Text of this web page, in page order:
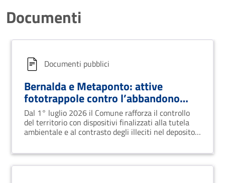
Documenti
Documenti pubblici
Bernalda e Metaponto: attive
fototrappole contro l’abbandono
rifiuti
Dal 1° luglio 2026 il Comune rafforza il controllo
del territorio con dispositivi finalizzati alla tutela
ambientale e al contrasto degli illeciti nel deposito